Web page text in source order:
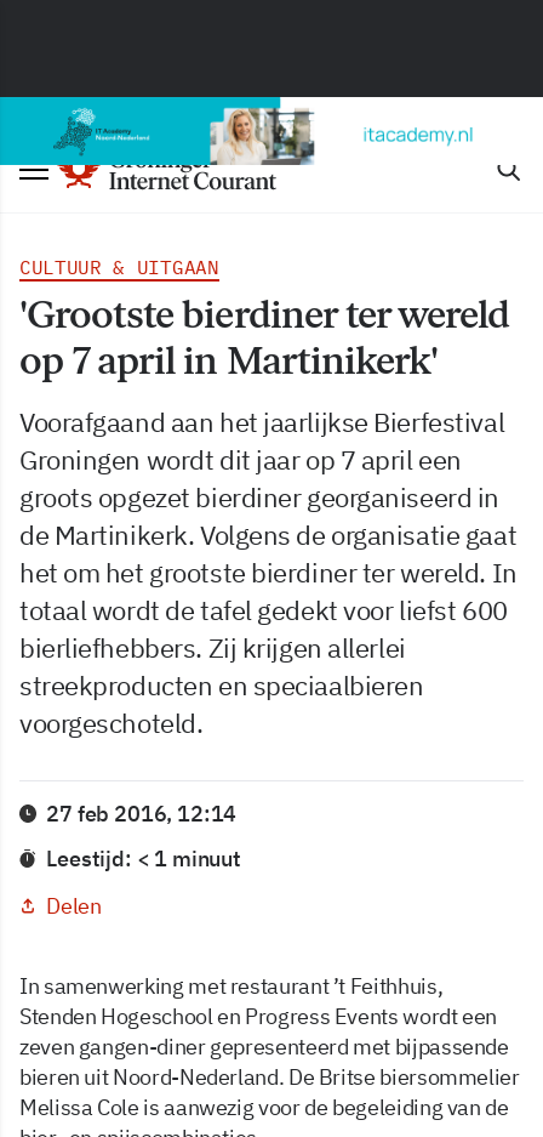
CULTUUR & UITGAAN
'Grootste bierdiner ter wereld
op 7 april in Martinikerk'
Voorafgaand aan het jaarlijkse Bierfestival
Groningen wordt dit jaar op 7 april een
groots opgezet bierdiner georganiseerd in
de Martinikerk. Volgens de organisatie gaat
het om het grootste bierdiner ter wereld. In
totaal wordt de tafel gedekt voor liefst 600
bierliefhebbers. Zij krijgen allerlei
streekproducten en speciaalbieren
voorgeschoteld.
27 feb 2016, 12:14
Leestijd: < 1 minuut
Delen
In samenwerking met restaurant ’t Feithhuis,
Stenden Hogeschool en Progress Events wordt een
zeven gangen-diner gepresenteerd met bijpassende
bieren uit Noord-Nederland. De Britse biersommelier
Melissa Cole is aanwezig voor de begeleiding van de